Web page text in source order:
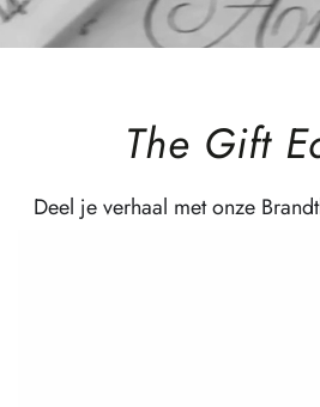
The Gift
Deel je verhaal met onze